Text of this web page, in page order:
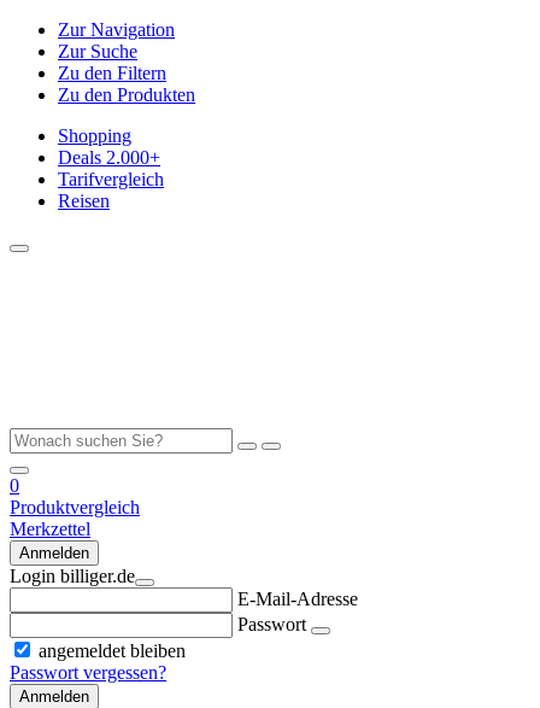
Zur Navigation
Zur Suche
Zu den Filtern
Zu den Produkten
Shopping
Deals 2.000+
Tarifvergleich
Reisen
0
Produktvergleich
Merkzettel
Anmelden
Login billiger.de
E-Mail-Adresse
Passwort
angemeldet bleiben
Passwort vergessen?
Anmelden